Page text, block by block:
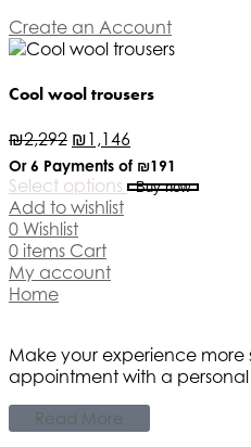
Create an Account
Cool wool trousers
₪2,292 ₪1,146
Or 6 Payments of ₪191
Select options Buy now
Add to wishlist
0 Wishlist
0 items Cart
My account
Home
Make your experience more
appointment with a personal
Read More